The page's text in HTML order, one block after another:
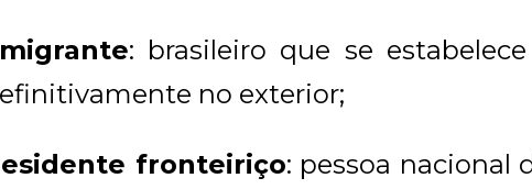
: brasileiro que se
no exterior;
fronteiriço: pessoa nacional